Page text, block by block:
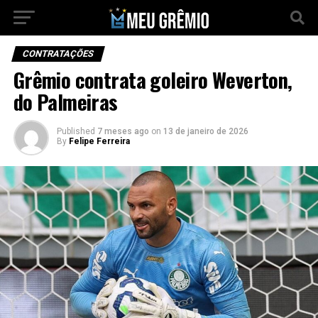
CONTRATAÇÕES
Grêmio contrata goleiro Weverton,
do Palmeiras
Published 7 meses ago on 13 de janeiro de 2026
By Felipe Ferreira